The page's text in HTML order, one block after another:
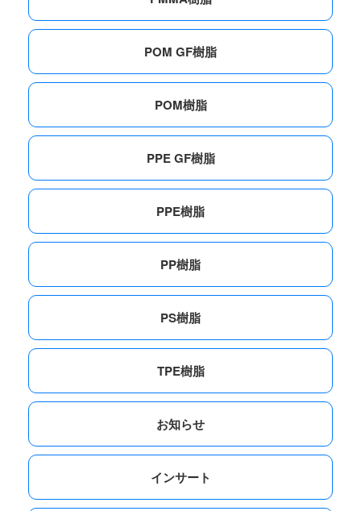
POM GF樹脂
POM樹脂
PPE GF樹脂
PPE樹脂
PP樹脂
PS樹脂
TPE樹脂
お知らせ
インサート